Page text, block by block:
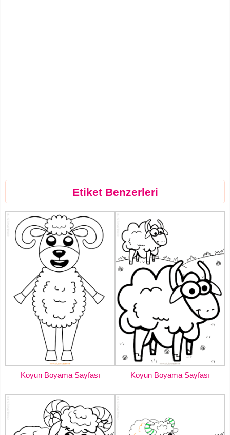
Etiket Benzerleri
Koyun Boyama Sayfası Koyun Boyama Sayfası